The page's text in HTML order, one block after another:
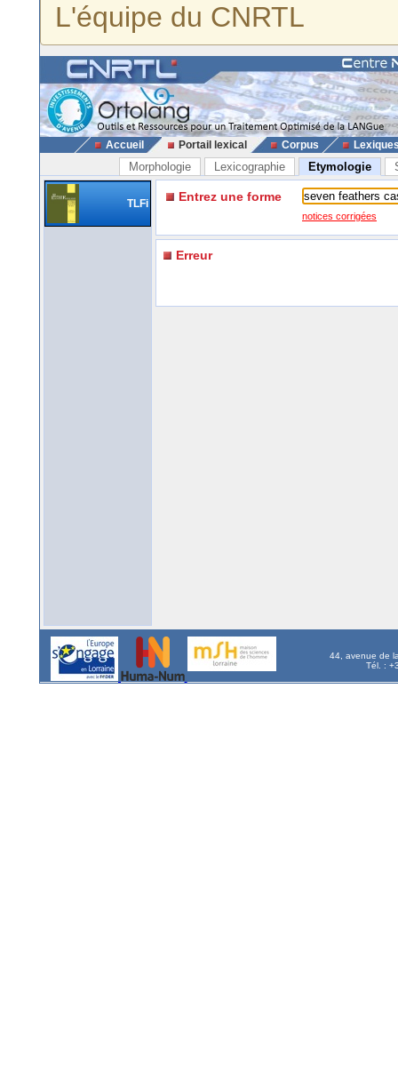
L'équipe du CNRTL
Accueil Portail lexical Corpus
Morphologie Lexicographie Etymologie
TLFi Entrez une forme
notices corrigées
Erreur
44, avenue de
Tél. :